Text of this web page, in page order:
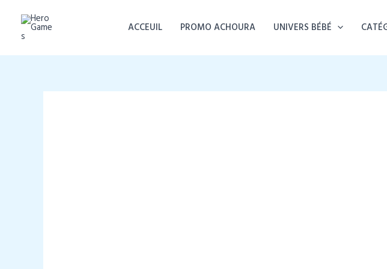
contenu
ACCEUIL PROMO ACHOURA UNIVERS BÉBÉ